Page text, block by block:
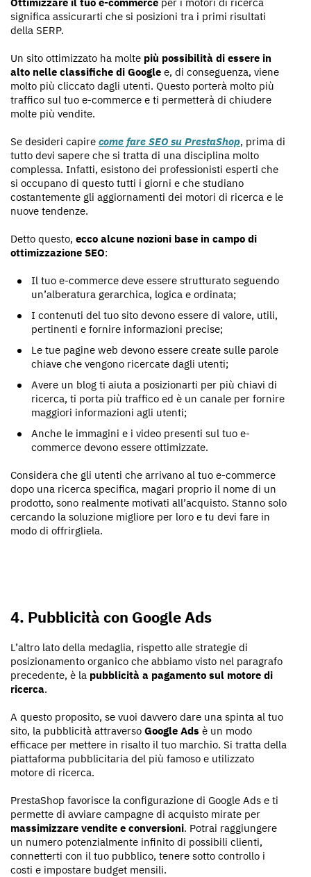
significa assicurarti che si posizioni tra i primi risultati
della SERP.
Un sito ottimizzato ha molte più possibilità di essere in
alto nelle classifiche di Google e, di conseguenza, viene
molto più cliccato dagli utenti. Questo porterà molto più
traffico sul tuo e-commerce e ti permetterà di chiudere
molte più vendite.
Se desideri capire come fare SEO su PrestaShop, prima di
tutto devi sapere che si tratta di una disciplina molto
complessa. Infatti, esistono dei professionisti esperti che
si occupano di questo tutti i giorni e che studiano
costantemente gli aggiornamenti dei motori di ricerca e le
nuove tendenze.
Detto questo, ecco alcune nozioni base in campo di
ottimizzazione SEO:
Il tuo e-commerce deve essere strutturato seguendo
un’alberatura gerarchica, logica e ordinata;
I contenuti del tuo sito devono essere di valore, utili,
pertinenti e fornire informazioni precise;
Le tue pagine web devono essere create sulle parole
chiave che vengono ricercate dagli utenti;
Avere un blog ti aiuta a posizionarti per più chiavi di
ricerca, ti porta più traffico ed è un canale per fornire
maggiori informazioni agli utenti;
Anche le immagini e i video presenti sul tuo e-
commerce devono essere ottimizzate.
Considera che gli utenti che arrivano al tuo e-commerce
dopo una ricerca specifica, magari proprio il nome di un
prodotto, sono realmente motivati all’acquisto. Stanno solo
cercando la soluzione migliore per loro e tu devi fare in
modo di offrirgliela.
4. Pubblicità con Google Ads
L’altro lato della medaglia, rispetto alle strategie di
posizionamento organico che abbiamo visto nel paragrafo
precedente, è la pubblicità a pagamento sul motore di
ricerca.
A questo proposito, se vuoi davvero dare una spinta al tuo
sito, la pubblicità attraverso Google Ads è un modo
efficace per mettere in risalto il tuo marchio. Si tratta della
piattaforma pubblicitaria del più famoso e utilizzato
motore di ricerca.
PrestaShop favorisce la configurazione di Google Ads e ti
permette di avviare campagne di acquisto mirate per
massimizzare vendite e conversioni. Potrai raggiungere
un numero potenzialmente infinito di possibili clienti,
connetterti con il tuo pubblico, tenere sotto controllo i
costi e impostare budget mensili.